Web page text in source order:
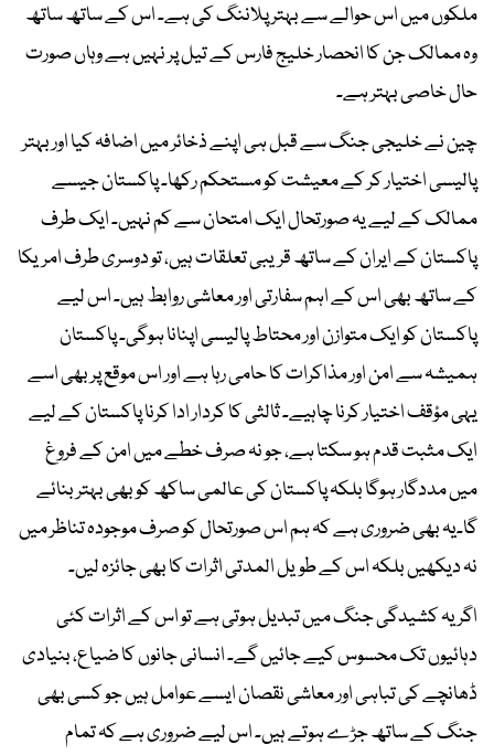
ملکوں میں اس حوالے سے بہتر پلاننگ کی ہے۔ اس کے ساتھ ساتھ
وہ ممالک جن کا انحصار خلیج فارس کے تیل پر نہیں ہے وہاں صورت
حال خاصی بہتر ہے۔
چین نے خلیجی جنگ سے قبل ہی اپنے ذخائر میں اضافہ کیا اور بہتر
پالیسی اختیار کر کے معیشت کو مستحکم رکھا۔ پاکستان جیسے
ممالک کے لیے یہ صورتحال ایک امتحان سے کم نہیں۔ ایک طرف
پاکستان کے ایران کے ساتھ قریبی تعلقات ہیں، تو دوسری طرف امریکا
کے ساتھ بھی اس کے اہم سفارتی اور معاشی روابط ہیں۔ اس لیے
پاکستان کو ایک متوازن اور محتاط پالیسی اپنانا ہوگی۔ پاکستان
ہمیشہ سے امن اور مذاکرات کا حامی رہا ہے اور اس موقع پر بھی اسے
یہی مؤقف اختیار کرنا چاہیے۔ ثالثی کا کردار ادا کرنا پاکستان کے لیے
ایک مثبت قدم ہو سکتا ہے، جو نہ صرف خطے میں امن کے فروغ
میں مددگار ہوگا بلکہ پاکستان کی عالمی ساکھ کو بھی بہتر بنائے
گا۔یہ بھی ضروری ہے کہ ہم اس صورتحال کو صرف موجودہ تناظر میں
نہ دیکھیں بلکہ اس کے طویل المدتی اثرات کا بھی جائزہ لیں۔
اگر یہ کشیدگی جنگ میں تبدیل ہوتی ہے تو اس کے اثرات کئی
دہائیوں تک محسوس کیے جائیں گے۔ انسانی جانوں کا ضیاع، بنیادی
ڈھانچے کی تباہی اور معاشی نقصان ایسے عوامل ہیں جو کسی بھی
جنگ کے ساتھ جڑے ہوتے ہیں۔ اس لیے ضروری ہے کہ تمام